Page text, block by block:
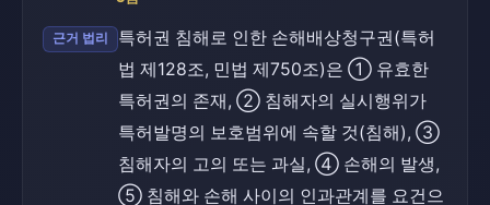
근거 법리
특허권 침해로 인한 손해배상청구권(특허
법 제128조, 민법 제750조)은 ① 유효한
특허권의 존재, ② 침해자의 실시행위가
특허발명의 보호범위에 속할 것(침해), ③
침해자의 고의 또는 과실, ④ 손해의 발생,
⑤ 침해와 손해 사이의 인과관계를 요건으